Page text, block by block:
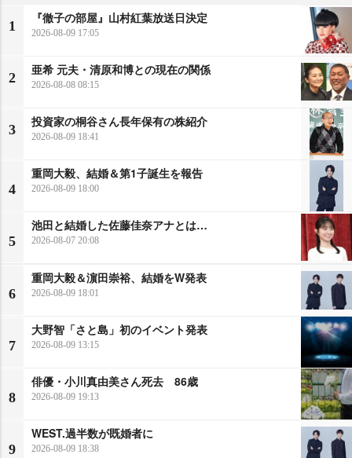
1
『徹子の部屋』山村紅葉放送日決定
2026-08-09 17:05
2
亜希 元夫・清原和博との現在の関係
2026-08-08 08:15
3
投資家の桐谷さん長年保有の株紹介
2026-08-09 18:41
4
重岡大毅、結婚＆第1子誕生を報告
2026-08-09 18:00
5
池田と結婚した佐藤佳奈アナとは…
2026-08-07 20:08
6
重岡大毅＆濵田崇裕、結婚をW発表
2026-08-09 18:01
7
大野智「さと島」初のイベント発表
2026-08-09 13:15
8
俳優・小川真由美さん死去 86歳
2026-08-09 19:13
9
WEST.過半数が既婚者に
2026-08-09 18:38